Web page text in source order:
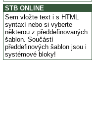
STB ONLINE
Sem vložte text i s HTML
syntaxí nebo si vyberte
některou z předdefinovaných
šablon. Součástí
předdefinových šablon jsou i
systémové bloky!